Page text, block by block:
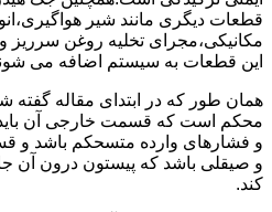
قطعات دیگری مانند شیر
مکانیکی،مجرای تخلیه روغن
این قطعات به سیستم اضافه می
همان طور که در ابتدای مقاله گفته
محکم است که قسمت خارجی آن باید
و فشارهای وارده متسحکم باشد و
و صیقلی باشد که پیستون درون آن
کند.